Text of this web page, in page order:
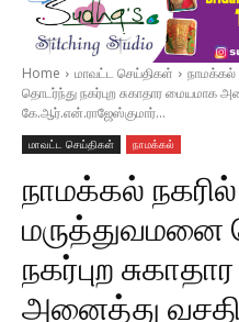
Home மாவட்ட செய்திகள் நாமக்கல்
தொடர்ந்து நகர்புற சுகாதார மையமாக
கே.ஆர்.என்.ராஜேஸ்குமார்...
மாவட்ட செய்திகள் நாமக்கல்
நாமக்கல்
மருத்துவமனை
நகர்புற
அனைத்து